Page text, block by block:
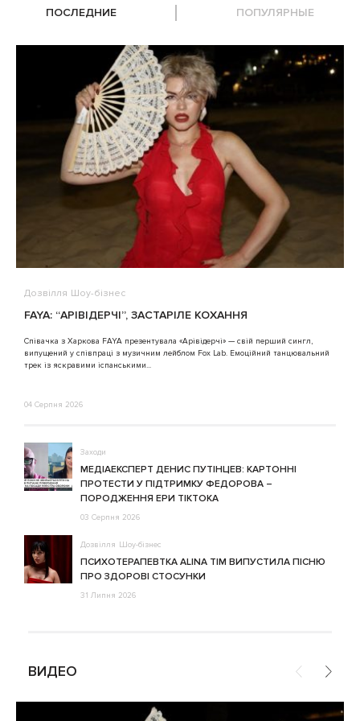
ПОСЛЕДНИЕ ПОПУЛЯРНЫЕ
Дозвілля Шоу-бізнес
FAYA: “АРІВІДЕРЧІ”, ЗАСТАРІЛЕ КОХАННЯ
Співачка з Харкова FAYA презентувала «Арівідерчі» — свій перший сингл,
випущений у співпраці з музичним лейблом Fox Lab. Емоційний танцювальний
трек із яскравими іспанськими...
04 Серпня 2026
Заходи
МЕДІАЕКСПЕРТ ДЕНИС ПУТІНЦЕВ: КАРТОННІ
ПРОТЕСТИ У ПІДТРИМКУ ФЕДОРОВА –
ПОРОДЖЕННЯ ЕРИ ТІКТОКА
03 Серпня 2026
Дозвілля Шоу-бізнес
ПСИХОТЕРАПЕВТКА ALINA TIM ВИПУСТИЛА ПІСНЮ
ПРО ЗДОРОВІ СТОСУНКИ
31 Липня 2026
ВИДЕО